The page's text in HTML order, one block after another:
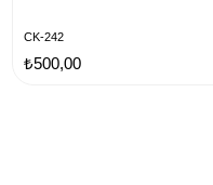
CK-242
₺500,00